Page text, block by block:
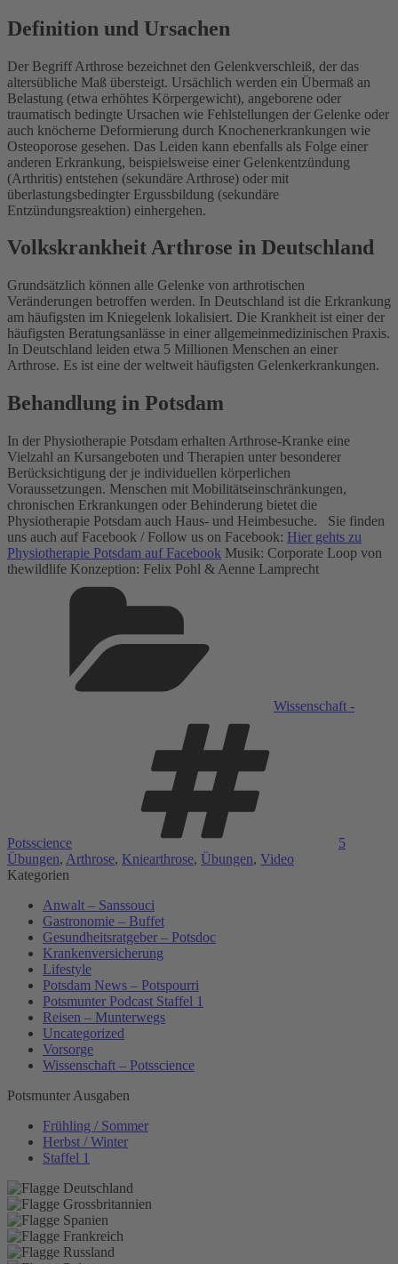
Definition und Ursachen
Der Begriff Arthrose bezeichnet den Gelenkverschleiß, der das
altersübliche Maß übersteigt. Ursächlich werden ein Übermaß an
Belastung (etwa erhöhtes Körpergewicht), angeborene oder
traumatisch bedingte Ursachen wie Fehlstellungen der Gelenke oder
auch knöcherne Deformierung durch Knochenerkrankungen wie
Osteoporose gesehen. Das Leiden kann ebenfalls als Folge einer
anderen Erkrankung, beispielsweise einer Gelenkentzündung
(Arthritis) entstehen (sekundäre Arthrose) oder mit
überlastungsbedingter Ergussbildung (sekundäre
Entzündungsreaktion) einhergehen.
Volkskrankheit Arthrose in Deutschland
Grundsätzlich können alle Gelenke von arthrotischen
Veränderungen betroffen werden. In Deutschland ist die Erkrankung
am häufigsten im Kniegelenk lokalisiert. Die Krankheit ist einer der
häufigsten Beratungsanlässe in einer allgemeinmedizinischen Praxis.
In Deutschland leiden etwa 5 Millionen Menschen an einer
Arthrose. Es ist eine der weltweit häufigsten Gelenkerkrankungen.
Behandlung in Potsdam
In der Physiotherapie Potsdam erhalten Arthrose-Kranke eine
Vielzahl an Kursangeboten und Therapien unter besonderer
Berücksichtigung der je individuellen körperlichen
Voraussetzungen. Menschen mit Mobilitätseinschränkungen,
chronischen Erkrankungen oder Behinderung bietet die
Physiotherapie Potsdam auch Haus- und Heimbesuche. Sie finden
uns auch auf Facebook / Follow us on Facebook: Hier gehts zu
Physiotherapie Potsdam auf Facebook Musik: Corporate Loop von
thewildlife Konzeption: Felix Pohl & Aenne Lamprecht
Wissenschaft -
Potsscience
5
Übungen, Arthrose, Kniearthrose, Übungen, Video
Kategorien
Anwalt – Sanssouci
Gastronomie – Buffet
Gesundheitsratgeber – Potsdoc
Krankenversicherung
Lifestyle
Potsdam News – Potspourri
Potsmunter Podcast Staffel 1
Reisen – Munterwegs
Uncategorized
Vorsorge
Wissenschaft – Potsscience
Potsmunter Ausgaben
Frühling / Sommer
Herbst / Winter
Staffel 1